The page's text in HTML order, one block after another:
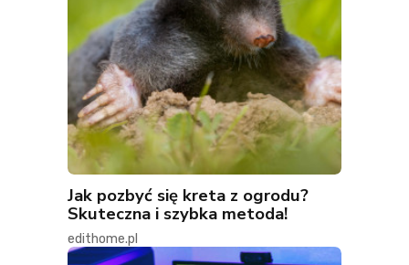
Jak pozbyć się kreta z ogrodu?
Skuteczna i szybka metoda!
edithome.pl